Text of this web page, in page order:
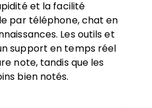
et la facilité
par téléphone, chat en
Les outils et
support en temps réel
note, tandis que les
bien notés.